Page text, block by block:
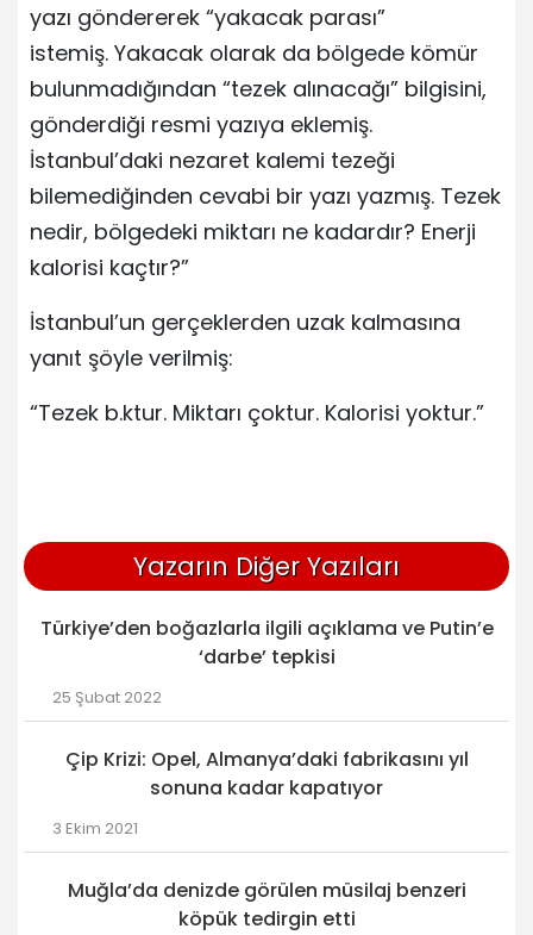
yazı göndererek “yakacak parası”
istemiş. Yakacak olarak da bölgede kömür
bulunmadığından “tezek alınacağı” bilgisini,
gönderdiği resmi yazıya eklemiş.
İstanbul’daki nezaret kalemi tezeği
bilemediğinden cevabi bir yazı yazmış. Tezek
nedir, bölgedeki miktarı ne kadardır? Enerji
kalorisi kaçtır?”
İstanbul’un gerçeklerden uzak kalmasına
yanıt şöyle verilmiş:
“Tezek b.ktur. Miktarı çoktur. Kalorisi yoktur.”
Yazarın Diğer Yazıları
Türkiye’den boğazlarla ilgili açıklama ve Putin’e
‘darbe’ tepkisi
25 Şubat 2022
Çip Krizi: Opel, Almanya’daki fabrikasını yıl
sonuna kadar kapatıyor
3 Ekim 2021
Muğla’da denizde görülen müsilaj benzeri
köpük tedirgin etti